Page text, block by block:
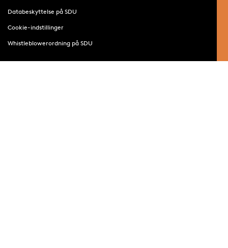
Databeskyttelse på SDU
Cookie-indstillinger
Whistleblowerordning på SDU